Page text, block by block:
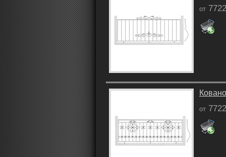
от
от